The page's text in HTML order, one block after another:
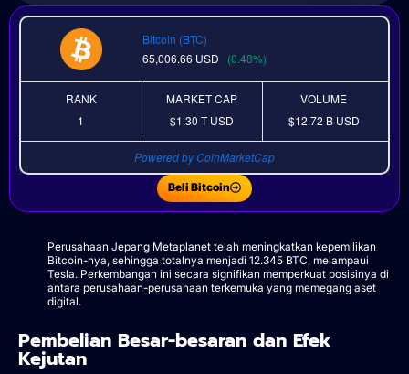
Bitcoin (BTC)
65,006.66 USD (0.48%)
RANK
1
MARKET CAP
$1.30 TUSD
VOLUME
$12.72 B USD
Powered by CoinMarketCap
Beli Bitcoin
Perusahaan Jepang Metaplanet telah meningkatkan kepemilikan
Bitcoin-nya, sehingga totalnya menjadi 12.345 BTC, melampaui
Tesla. Perkembangan ini secara signifikan memperkuat posisinya di
antara perusahaan-perusahaan terkemuka yang memegang aset
digital.
Pembelian Besar-besaran dan Efek
Kejutan